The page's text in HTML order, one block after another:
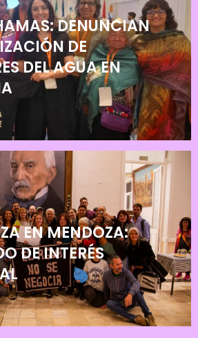
DENUNCIAN
DE
DEL AGUA EN
EN MENDOZA:
DE INTERÉS